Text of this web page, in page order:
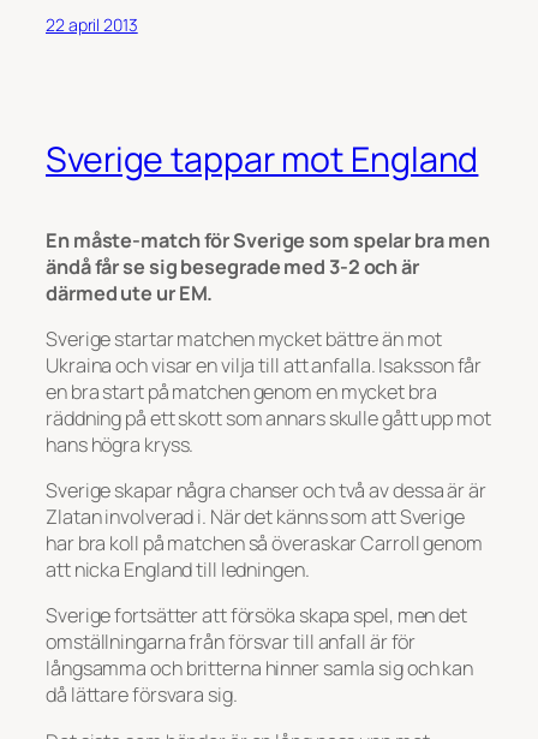
22 april 2013
Sverige tappar mot England
En måste-match för Sverige som spelar bra men
ändå får se sig besegrade med 3-2 och är
därmed ute ur EM.
Sverige startar matchen mycket bättre än mot
Ukraina och visar en vilja till att anfalla. Isaksson får
en bra start på matchen genom en mycket bra
räddning på ett skott som annars skulle gått upp mot
hans högra kryss.
Sverige skapar några chanser och två av dessa är är
Zlatan involverad i. När det känns som att Sverige
har bra koll på matchen så överaskar Carroll genom
att nicka England till ledningen.
Sverige fortsätter att försöka skapa spel, men det
omställningarna från försvar till anfall är för
långsamma och britterna hinner samla sig och kan
då lättare försvara sig.